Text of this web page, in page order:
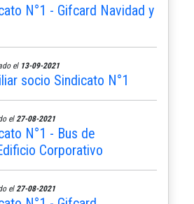
N°1 - Gifcard Navidad y
el 13-09-2021
socio Sindicato N°1
el 27-08-2021
N°1 - Bus de
Corporativo
el 27-08-2021